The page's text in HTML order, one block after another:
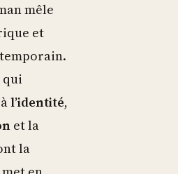
mêle
et
l’identité,
et la
la